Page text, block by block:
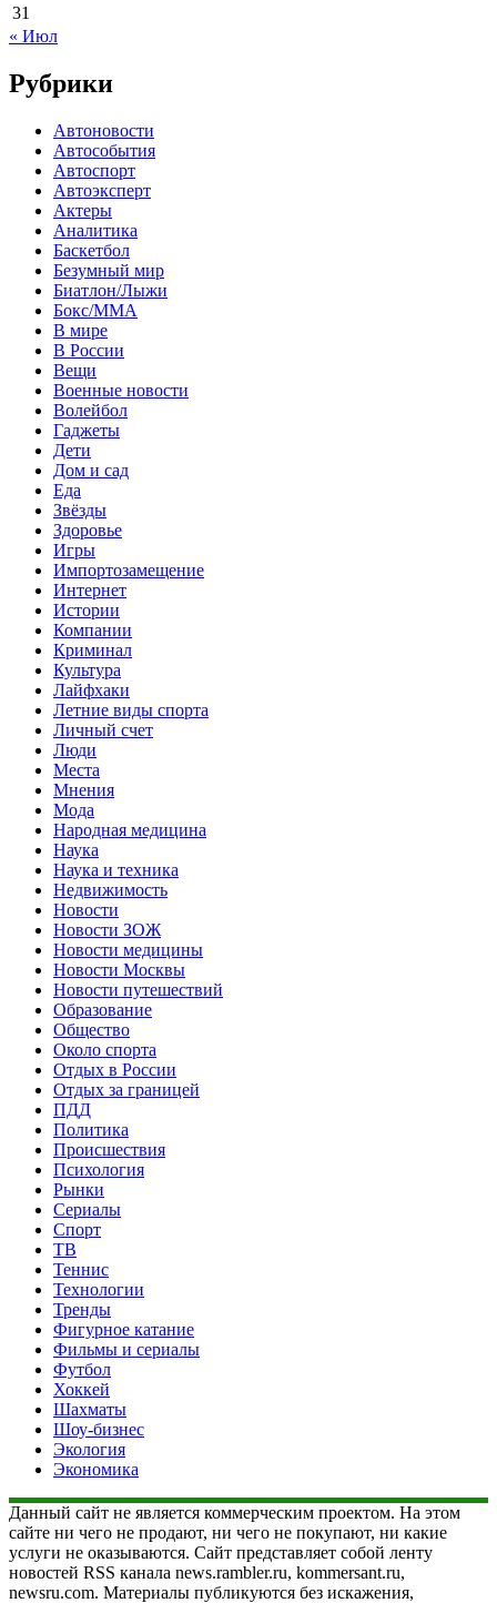
31
« Июл
Рубрики
Автоновости
Автособытия
Автоспорт
Автоэксперт
Актеры
Аналитика
Баскетбол
Безумный мир
Биатлон/Лыжи
Бокс/MMA
В мире
В России
Вещи
Военные новости
Волейбол
Гаджеты
Дети
Дом и сад
Еда
Звёзды
Здоровье
Игры
Импортозамещение
Интернет
Истории
Компании
Криминал
Культура
Лайфхаки
Летние виды спорта
Личный счет
Люди
Места
Мнения
Мода
Народная медицина
Наука
Наука и техника
Недвижимость
Новости
Новости ЗОЖ
Новости медицины
Новости Москвы
Новости путешествий
Образование
Общество
Около спорта
Отдых в России
Отдых за границей
ПДД
Политика
Происшествия
Психология
Рынки
Сериалы
Спорт
ТВ
Теннис
Технологии
Тренды
Фигурное катание
Фильмы и сериалы
Футбол
Хоккей
Шахматы
Шоу-бизнес
Экология
Экономика
Данный сайт не является коммерческим проектом. На этом
сайте ни чего не продают, ни чего не покупают, ни какие
услуги не оказываются. Сайт представляет собой ленту
новостей RSS канала news.rambler.ru, kommersant.ru,
newsru.com. Материалы публикуются без искажения,